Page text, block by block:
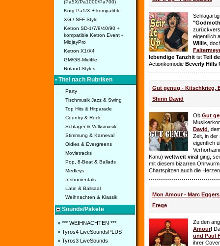
(Pa5X/Pa1000/Pa700)
Korg Pa1/X + kompatible
XG / SFF Style
Ketron SD-1/7/9/40/90 +
kompatible Ketron Event -
MidjayPro
Ketron X1/X4
GM/GS-Midifile
Roland Styles
• Titel nach Rubriken
Party
Tischmusik Jazz & Swing
Top Hits & Hitparade
Country & Rock
Schlager & Volksmusik
Stimmung & Karneval
Oldies & Evergreens
Movietracks
Pop, 8-Beat & Ballads
Medleys
Instrumentals
Latin & Ballsaal
Weihnachten & Klassik
Sounds/Pakete
» *** WEIHNACHTEN ***
» Tyros4 LiveSoundsPLUS
» Tyros3 LiveSounds
eigentllich
Willis ,
lebendige Tanzhit ist Teil
Actionkomödie Beverly Hills
Gut genug - Kitschkrieg,
Shirin David
Ob Gut
David ,
Zeit, in der
eigentlich
Kanu) weltweit viral ging,
mit diesem bizarren
Chartspitzen auch die
Mon Amour - Marc
Frege
Zu den
Amour!
und Paul
ihrer